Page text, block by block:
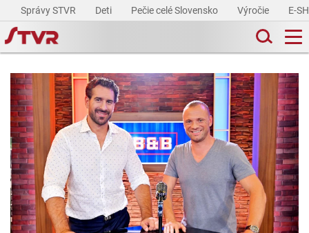
Správy STVR Deti Pečie celé Slovensko Výročie E-